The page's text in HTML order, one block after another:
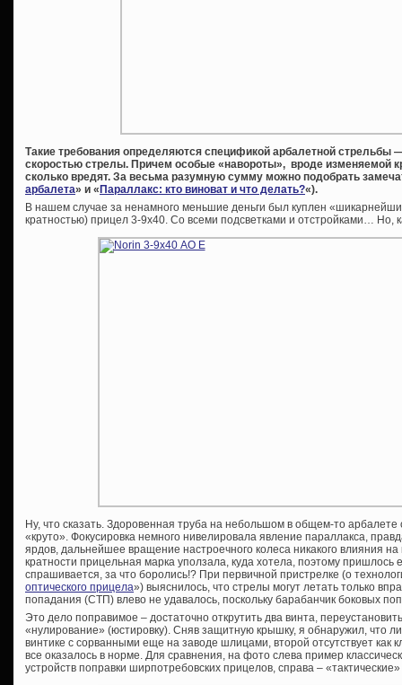
Такие требования определяются спецификой арбалетной стрельбы
скоростью стрелы. Причем особые «навороты», вроде изменяемой
сколько вредят. За весьма разумную сумму можно подобрать
арбалета» и «Параллакс: кто виноват и что делать?«).
В нашем случае за ненамного меньшие деньги был куплен
кратностью) прицел 3-9х40. Со всеми подсветками и отстройками… Но,
Ну, что сказать. Здоровенная труба на небольшом в общем-то арбалете
«круто». Фокусировка немного нивелировала явление параллакса,
ярдов, дальнейшее вращение настроечного колеса никакого влияния
кратности прицельная марка уползала, куда хотела, поэтому пришлось
спрашивается, за что боролись!? При первичной пристрелке (о
оптического прицела») выяснилось, что стрелы могут летать только
попадания (СТП) влево не удавалось, поскольку барабанчик боковых
Это дело поправимое – достаточно открутить два винта,
«нулирование» (юстировку). Сняв защитную крышку, я обнаружил, что
винтике с сорванными еще на заводе шлицами, второй отсутствует как
все оказалось в норме. Для сравнения, на фото слева пример
устройств поправки ширпотребовских прицелов, справа –